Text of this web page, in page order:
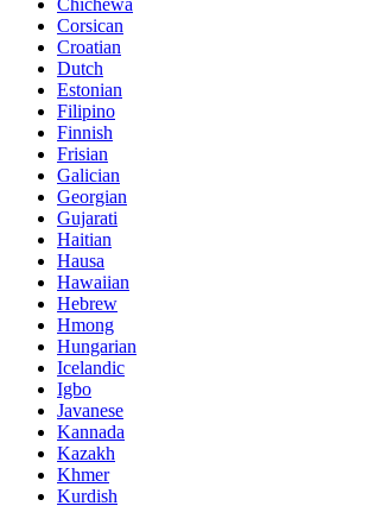
Corsican
Croatian
Dutch
Estonian
Filipino
Finnish
Frisian
Galician
Georgian
Gujarati
Haitian
Hausa
Hawaiian
Hebrew
Hmong
Hungarian
Icelandic
Igbo
Javanese
Kannada
Kazakh
Khmer
Kurdish